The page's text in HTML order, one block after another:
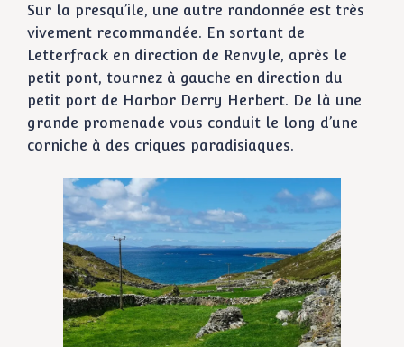
Sur la presqu’ile, une autre randonnée est très
vivement recommandée. En sortant de
Letterfrack en direction de Renvyle, après le
petit pont, tournez à gauche en direction du
petit port de Harbor Derry Herbert. De là une
grande promenade vous conduit le long d’une
corniche à des criques paradisiaques.